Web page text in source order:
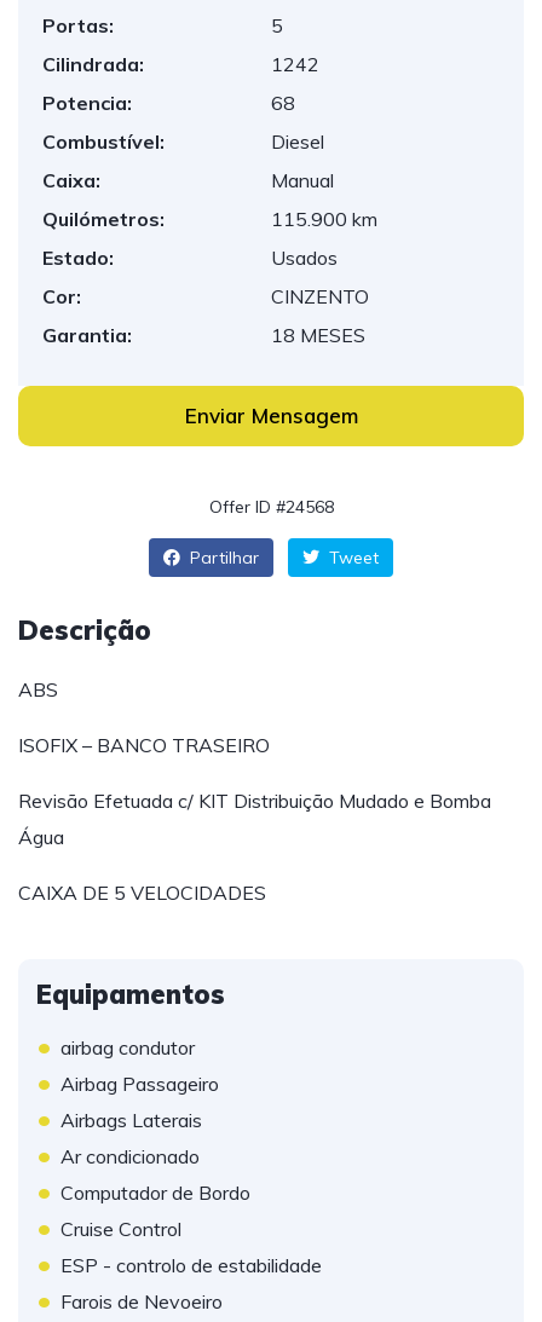
Portas:
5
Cilindrada:
1242
Potencia:
68
Combustível:
Diesel
Caixa:
Manual
Quilómetros:
115.900 km
Estado:
Usados
Cor:
CINZENTO
Garantia:
18 MESES
Enviar Mensagem
Offer ID #24568
Partilhar Tweet
Descrição
ABS
ISOFIX – BANCO TRASEIRO
Revisão Efetuada c/ KIT Distribuição Mudado e Bomba
Água
CAIXA DE 5 VELOCIDADES
Equipamentos
• airbag condutor
• Airbag Passageiro
• Airbags Laterais
• Ar condicionado
• Computador de Bordo
• Cruise Control
• ESP - controlo de estabilidade
• Farois de Nevoeiro